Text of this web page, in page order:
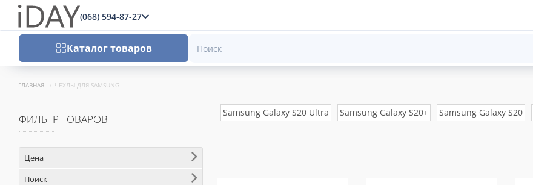
(068) 594-87-27
Каталог товаров
ГЛАВНАЯ ЧЕХЛЫ ДЛЯ SAMSUNG
ФИЛЬТР ТОВАРОВ
Цена
Поиск
Samsung Galaxy S20 Ultra Samsung Galaxy S20+ Samsung Galaxy S20